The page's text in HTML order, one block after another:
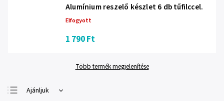
Alumínium reszelő készlet 6 db tűfilccel.
Elfogyott
1 790 Ft
Több termék megjelenítése
Ajánljuk